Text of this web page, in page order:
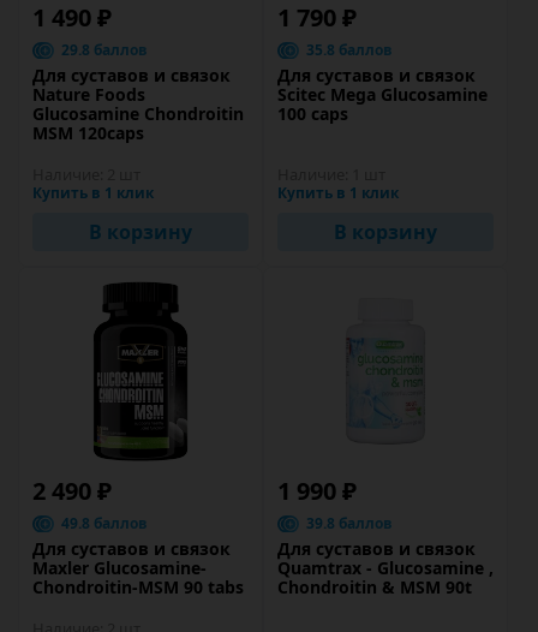
1 490 ₽
29.8 баллов
Для суставов и связок
Nature Foods
Glucosamine Chondroitin
MSM 120caps
Купить в 1 клик
В корзину
1 790 ₽
35.8 баллов
Для суставов и связок
Scitec Mega Glucosamine
100 caps
Купить в 1 клик
В корзину
2 490 ₽
49.8 баллов
Для суставов и связок
Maxler Glucosamine-
Chondroitin-MSM 90 tabs
1 990 ₽
39.8 баллов
Для суставов и связок
Quamtrax - Glucosamine ,
Chondroitin & MSM 90t